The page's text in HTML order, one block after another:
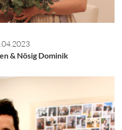
& Nösig Dominik